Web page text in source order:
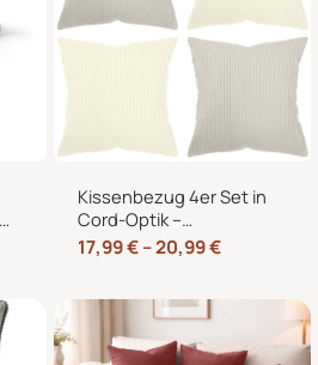
Kissenbezug 4er Set in
Cord-Optik –
Zierkissenbezüge ohne
Reißverschluss mit
45×45 und 50×50 cm
17,99€–20,99€